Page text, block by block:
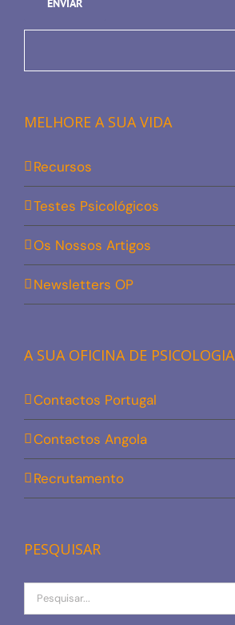
MELHORE A SUA VIDA
Recursos
Testes Psicológicos
Os Nossos Artigos
Newsletters OP
A SUA OFICINA DE PSICOLOGIA
Contactos Portugal
Contactos Angola
Recrutamento
PESQUISAR
Procurar
por